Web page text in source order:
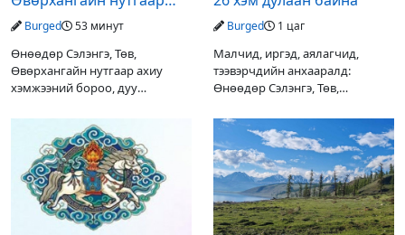
аадар орж, үерлэх
аюултайг анхааруулав
Burged 53 минут
Өнөөдөр Сэлэнгэ, Төв,
Өвөрхангайн нутгаар ахиу
хэмжээний бороо, дуу
голын усны түвшин нэмэгдэх,
нөөлөг салхи, мөндөр, аянга
цахилгаан, үерийн аюулаас
сэрэмжлэхийг
Burged 1 цаг
Малчид, иргэд, аялагчид,
тээвэрчдийн анхааралд:
Өнөөдөр Сэлэнгэ, Төв,
хэмжээний бороо, дуу
цахилгаантай аадар бороо
орох тул голын усны түвшин
нэмэгдэх, нөөлөг салхи,